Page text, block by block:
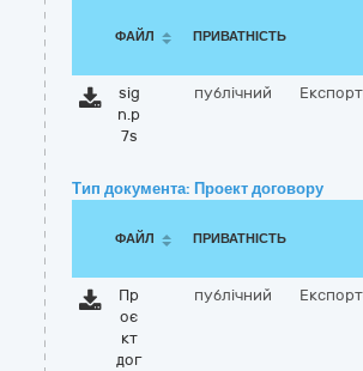
ФАЙЛ ПРИВАТНІСТЬ
sig
n.p
7s
публічний
Тип документа: Проект договору
ФАЙЛ ПРИВАТНІСТЬ
Пр
оє
кт
дог
публічний